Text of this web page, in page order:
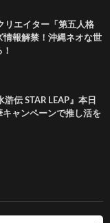
リエイター「第五人格
報解禁！沖縄ネオな世
伝 STAR LEAP』本日
ャンペーンで推し活を